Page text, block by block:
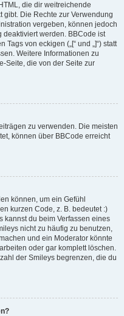
die dir weitreichende
gibt. Die Rechte zur Verwendung
vergeben, können jedoch
werden. BBCode ist
von eckigen („[“ und „]“) statt
Weitere Informationen zu
Seite, die von der Seite zur
zu verwenden. Die meisten
können über BBCode erreicht
können, um ein Gefühl
kurzen Code, z. B. bedeutet :)
kannst du beim Verfassen eines
nicht zu häufig zu benutzen,
und ein Moderator könnte
oder gar komplett löschen.
der Smileys begrenzen, die du